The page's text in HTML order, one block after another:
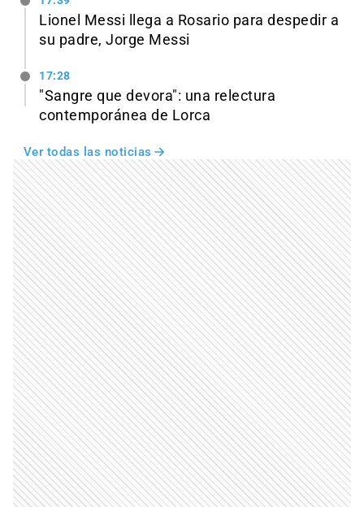
Lionel Messi llega a Rosario para despedir a
su padre, Jorge Messi
17:28
"Sangre que devora": una relectura
contemporánea de Lorca
Ver todas las noticias